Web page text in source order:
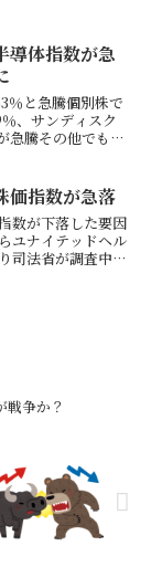
導体指数が急
％と急騰個別株で
、サンディスク
急騰その他でも
イト+4.06...
価指数が急落
数が下落した要因
ユナイテッドヘル
司法省が調査中と
戦争か？